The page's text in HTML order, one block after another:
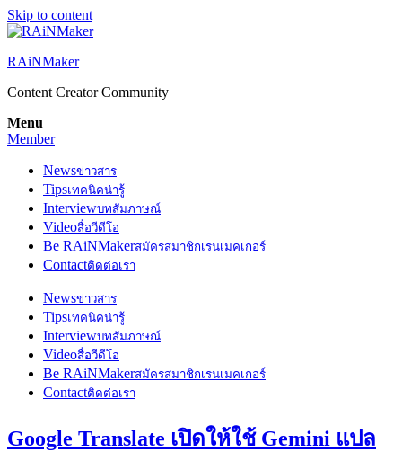
Skip to content
RAiNMaker
Content Creator Community
Menu
Member
Newsข่าวสาร
Tipsเทคนิคน่ารู้
Interviewบทสัมภาษณ์
Videoสื่อวีดีโอ
Be RAiNMakerสมัครสมาชิกเรนเมคเกอร์
Contactติดต่อเรา
Newsข่าวสาร
Tipsเทคนิคน่ารู้
Interviewบทสัมภาษณ์
Videoสื่อวีดีโอ
Be RAiNMakerสมัครสมาชิกเรนเมคเกอร์
Contactติดต่อเรา
Google Translate เปิดให้ใช้ Gemini แปล